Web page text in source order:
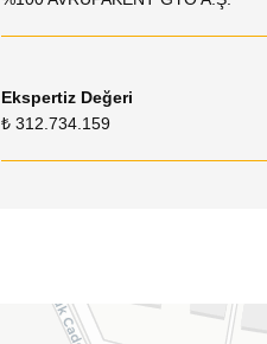
Ekspertiz Değeri
₺ 312.734.159